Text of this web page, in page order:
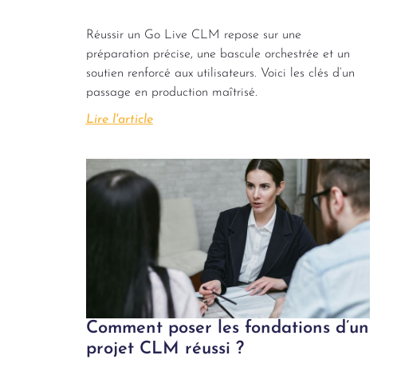
Réussir un Go Live CLM repose sur une
préparation précise, une bascule orchestrée et un
soutien renforcé aux utilisateurs. Voici les clés d’un
passage en production maîtrisé.
Lire l'article
Comment poser les fondations d’un
projet CLM réussi ?